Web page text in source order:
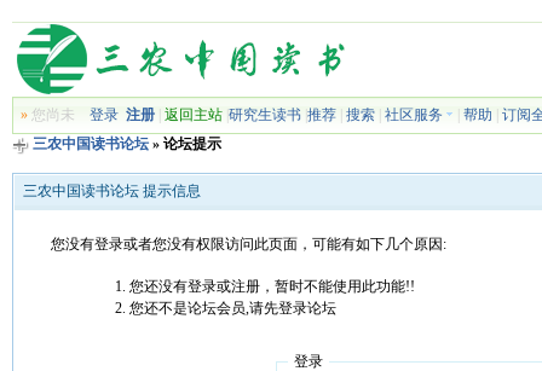
»您尚未 登录 注册| 返回主站| 研究生读书| 推荐| 搜索| 社区服务 帮助
订阅
三农中国读书论坛» 论坛提示
三农中国读书论坛 提示信息
您没有登录或者您没有权限访问此页面，可能有如下几个原因:
您还没有登录或注册，暂时不能使用此功能!!
您还不是论坛会员,请先登录论坛
登录